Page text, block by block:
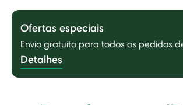
Ofertas especiais
Envio gratuito para todos os pedidos
Detalhes